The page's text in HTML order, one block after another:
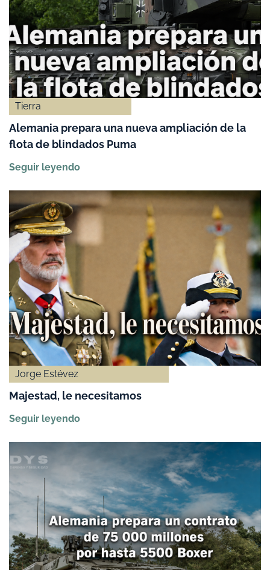
Tierra
Alemania prepara una nueva ampliación de la
flota de blindados Puma
Seguir leyendo
Jorge Estévez
Majestad, le necesitamos
Seguir leyendo